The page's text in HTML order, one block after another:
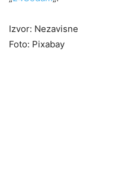
Izvor: Nezavisne
Foto: Pixabay